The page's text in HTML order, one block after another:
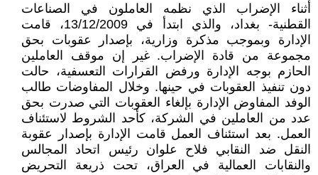
أثناء الإضراب الذي نظمه العاملون في الصناعات
القطنية- بغداد، والذي ابتدأ في 13/12/2009، قامت
الإدارة وبموجب مذكرة وزارية، بإصدار عقوبات بحق
مجموعة من قادة الإضراب. غير إن موقف العاملين
الحازم بوجه الإدارة ورفض القرارات التعسفية، حالت
دون تنفيذ العقوبات في حينها. وخلال المفاوضات طالب
الوفد المفاوض الإدارة بإلغاء العقوبات التي صدرت بحق
عدد من العاملين في الشركة، كأحد الشروط لاستئناف
العمل. بعد استئناف العمل قامت الإدارة بإصدار عقوبة
النقل ضد النقابي فلاح علوان رئيس اتحاد المجالس
والنقابات العمالية في العراق، تحت ذريعة التحريض